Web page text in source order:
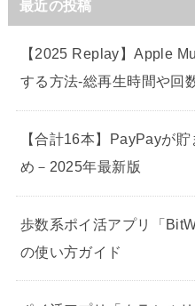
最近の投稿
【2025 Replay】Apple
する方法-総再生時間や回
【合計16本】PayPayが
め－2025年最新版
歩数系ポイ活アプリ「
の使い方ガイド